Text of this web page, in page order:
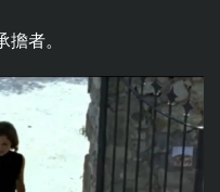
者。